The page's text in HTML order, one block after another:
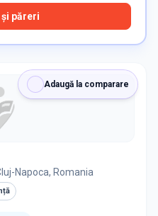
lecție gratuit!
și păreri
Adaugă la comparare
Napoca, Romania